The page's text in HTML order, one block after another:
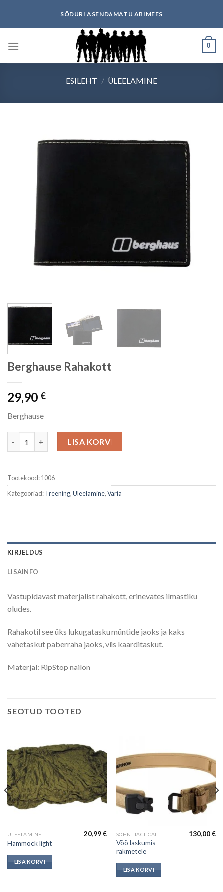
content
SÕDURI ASENDAMATU ABIMEES
0
ESILEHT / ÜLEELAMINE
Berghause Rahakott
29,90 €
Berghause
Berghause Rahakott kogus
LISA KORVI
Tootekood:1006
Kategooriad:Treening,Üleelamine,Varia
KIRJELDUS
LISAINFO
Vastupidavast materjalist rahakott, erinevates ilmastiku
oludes.
Rahakotil see üks lukugatasku müntide jaoks ja kaks
vahetaskut paberraha jaoks, viis kaarditaskut.
Materjal: RipStop nailon
SEOTUD TOOTED
ÜLEELAMINE
Hammock light
20,99€
LISA KORVI
SOHNI TACTICAL
Vöö laskumis
rakmetele
130,00€
LISA KORVI